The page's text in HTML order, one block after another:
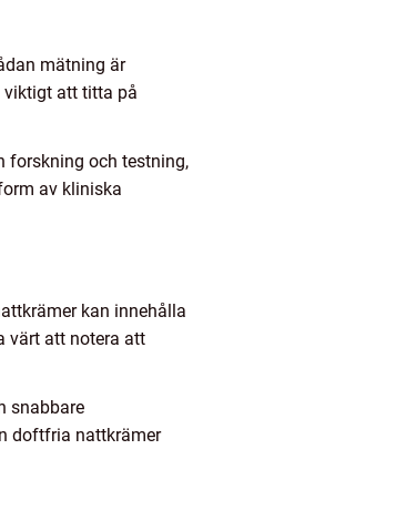
mätning är
viktigt att titta på
forskning och testning,
av kliniska
kan innehålla
värt att notera att
snabbare
doftfria nattkrämer